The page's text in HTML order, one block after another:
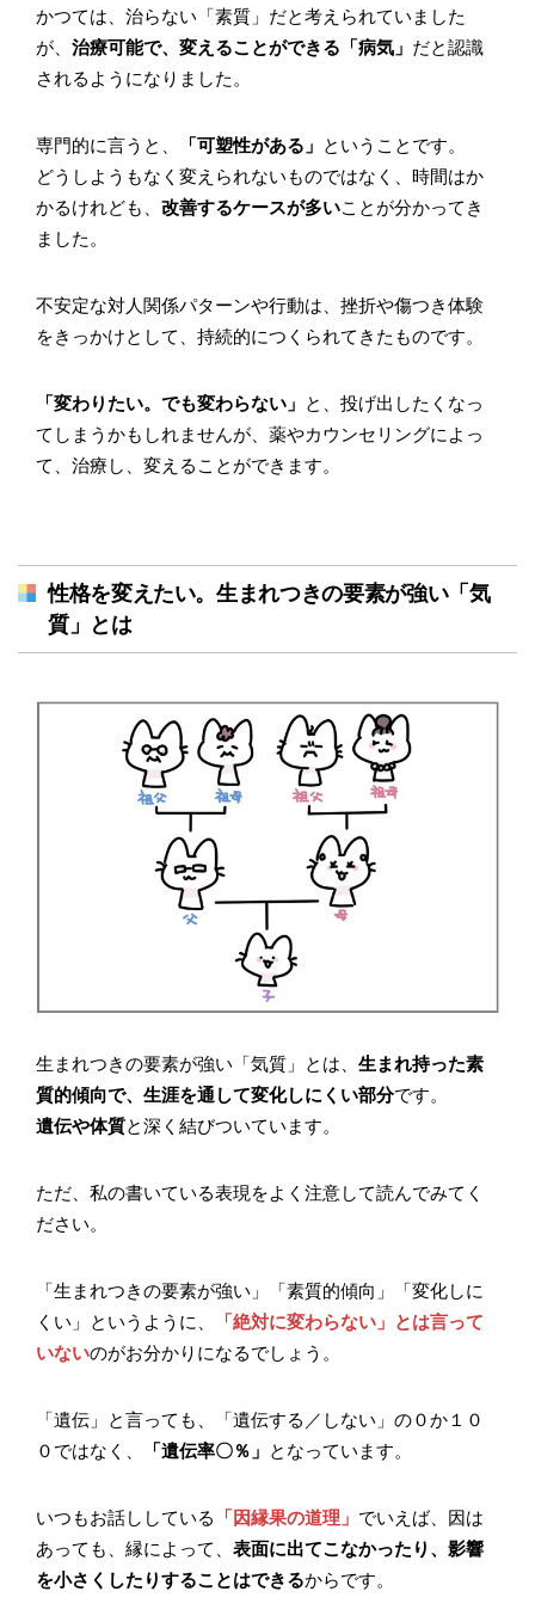
かつては、治らない「素質」だと考えられていました
が、 治療可能で、変えることができる「病気」 だと認識
されるようになりました。
専門的に言うと、 「可塑性がある」 ということです。
どうしようもなく変えられないものではなく、時間はか
かるけれども、 改善するケースが多いことが分かってき
ました。
不安定な対人関係パターンや行動は、挫折や傷つき体験
をきっかけとして、持続的につくられてきたものです。
「変わりたい。でも変わらない」 と、投げ出したくなっ
てしまうかもしれませんが、薬やカウンセリングによっ
て、治療し、変えることができます。
性格を変えたい。生まれつきの要素が強い「気
質」とは
生まれつきの要素が強い「気質」とは、 生まれ持った素
質的傾向で、生涯を通して変化しにくい部分です。
遺伝や体質と深く結びついています。
ただ、私の書いている表現をよく注意して読んでみてく
ださい。
「生まれつきの要素が強い」「素質的傾向」「変化しに
くい」というように、
「絶対に変わらない」とは言って
いないのがお分かりになるでしょう。
「遺伝」と言っても、「遺伝する／しない」の０か１０
０ではなく、
「遺伝率〇％」 となっています。
いつもお話ししている 「因縁果の道理」 でいえば、因は
あっても、縁によって、 表面に出てこなかったり、影響
を小さくしたりすることはできるからです。